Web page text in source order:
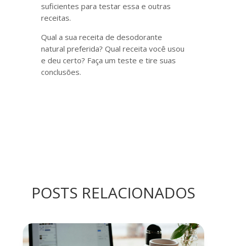
suficientes para testar essa e outras
receitas.
Qual a sua receita de desodorante
natural preferida? Qual receita você usou
e deu certo? Faça um teste e tire suas
conclusões.
POSTS RELACIONADOS